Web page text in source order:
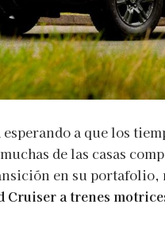
a que los
de las casas
en su portafolio,
Cruiser a trenes